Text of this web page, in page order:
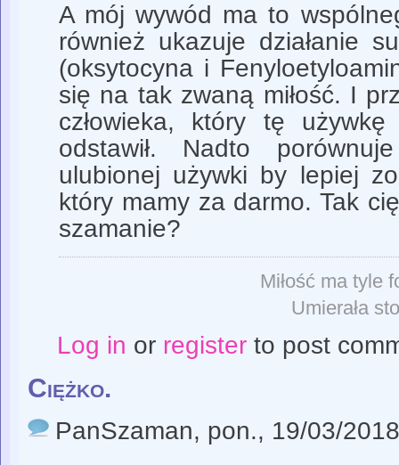
A mój wywód ma to
również ukazuje działanie
(oksytocyna i
się na tak zwaną miłość. I
człowieka, który tę
odstawił. Nadto
ulubionej używki by lepiej
który mamy za darmo. Tak
szamanie?
Miłość ma tyle
Umierała
Log in or registerto post
Ciężko.
PanSzaman, pon., 19/03/